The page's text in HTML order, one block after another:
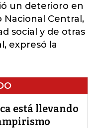
un deterioro en
Nacional Central,
social y de otras
expresó la
está llevando